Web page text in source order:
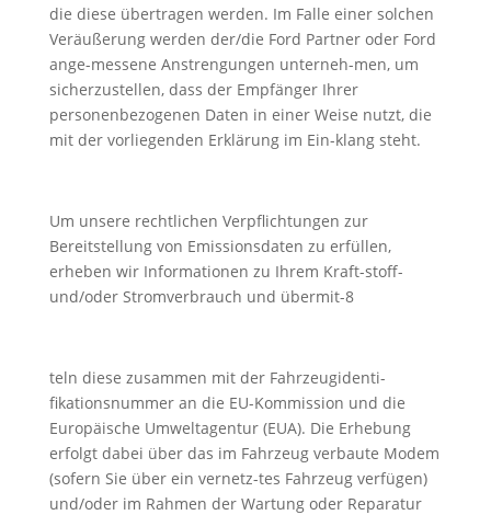
die diese übertragen werden. Im Falle einer solchen
Veräußerung werden der/die Ford Partner oder Ford
ange-messene Anstrengungen unterneh-men, um
sicherzustellen, dass der Empfänger Ihrer
personenbezogenen Daten in einer Weise nutzt, die
mit der vorliegenden Erklärung im Ein-klang steht.
Um unsere rechtlichen Verpflichtungen zur
Bereitstellung von Emissionsdaten zu erfüllen,
erheben wir Informationen zu Ihrem Kraft-stoff-
und/oder Stromverbrauch und übermit-8
teln diese zusammen mit der Fahrzeugidenti-
fikationsnummer an die EU-Kommission und die
Europäische Umweltagentur (EUA). Die Erhebung
erfolgt dabei über das im Fahrzeug verbaute Modem
(sofern Sie über ein vernetz-tes Fahrzeug verfügen)
und/oder im Rahmen der Wartung oder Reparatur